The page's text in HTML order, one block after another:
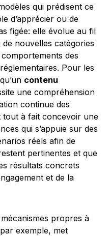
qui prédisent ce
d’apprécier ou de
figée: elle évolue au fil
nouvelles catégories
des
Pour les
contenu
une compréhension
continue des
tout à fait concevoir une
qui s’appuie sur des
réels afin de
pertinentes et que
résultats concrets
et de la
propres à
exemple, met